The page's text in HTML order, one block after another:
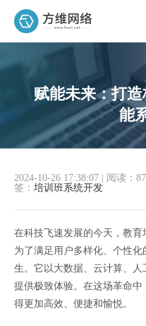
赋能未来：打
能
2024-10-26 17:38:07 阅读：
签： 培训班系统开发
在科技飞速发展的今天，教育
为了满足用户多样化、个性
生。它以大数据、云计算、
提供极致体验。在这场革命
得更加高效、便捷和愉悦。